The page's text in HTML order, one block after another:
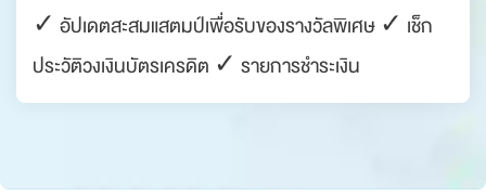
✓ อัปเดตสะสมแสตมป์เพื่อรับของรางวัลพิเศษ ✓ เช็ก
ประวัติวงเงินบัตรเครดิต ✓ รายการชำระเงิน